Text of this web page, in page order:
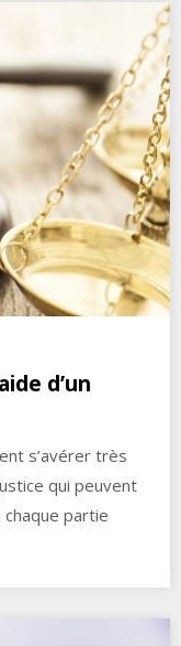
d’un
s’avérer très
qui peuvent
partie